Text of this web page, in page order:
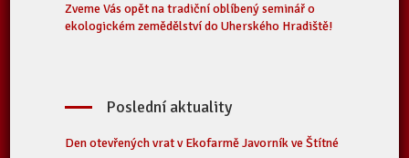
Zveme Vás opět na tradiční oblíbený seminář o
ekologickém zemědělství do Uherského Hradiště!
Poslední aktuality
Den otevřených vrat v Ekofarmě Javorník ve Štítné